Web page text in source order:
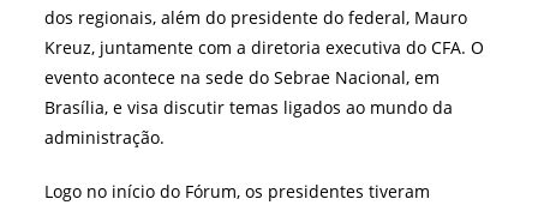
dos regionais, além do presidente do federal, Mauro
Kreuz, juntamente com a diretoria executiva do CFA. O
evento acontece na sede do Sebrae Nacional, em
Brasília, e visa discutir temas ligados ao mundo da
administração.
Logo no início do Fórum, os presidentes tiveram